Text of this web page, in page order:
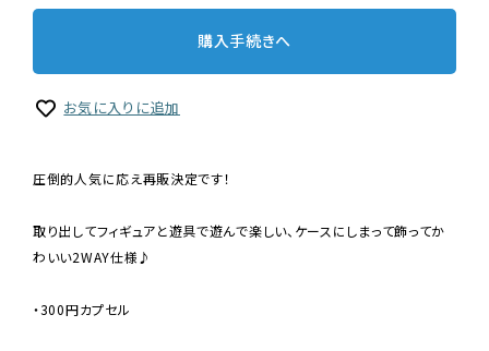
購入手続きへ
お気に入りに追加
圧倒的人気に応え再販決定です！
取り出してフィギュアと遊具で遊んで楽しい、ケースにしまって飾ってか
わいい2WAY仕様♪
・300円カプセル